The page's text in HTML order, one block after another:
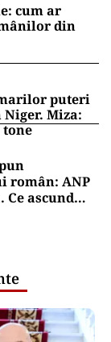
cum ar
din
puteri
Miza:
tone
român: ANP
Ce ascund